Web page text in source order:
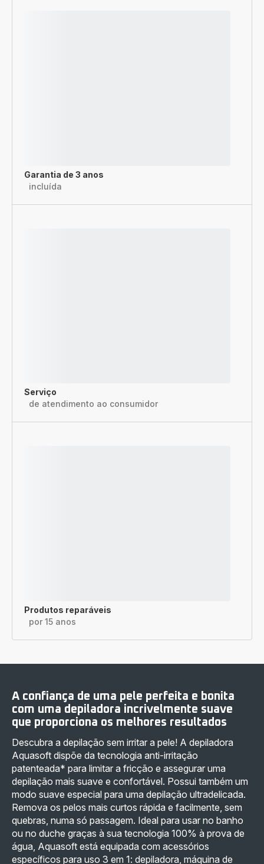
Garantia de 3 anos
incluída
Serviço
de atendimento ao consumidor
Produtos reparáveis
por 15 anos
A confiança de uma pele perfeita e bonita
com uma depiladora incrivelmente suave
que proporciona os melhores resultados
Descubra a depilação sem irritar a pele! A depiladora
Aquasoft dispõe da tecnologia anti-irritação
patenteada* para limitar a fricção e assegurar uma
depilação mais suave e confortável. Possui também um
modo suave especial para uma depilação ultradelicada.
Remova os pelos mais curtos rápida e facilmente, sem
quebras, numa só passagem. Ideal para usar no banho
ou no duche graças à sua tecnologia 100% à prova de
água, Aquasoft está equipada com acessórios
específicos para uso 3 em 1: depiladora, máquina de